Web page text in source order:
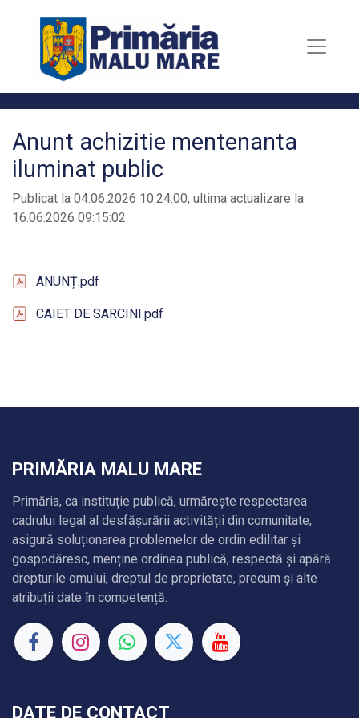
Anunt achizitie mentenanta
iluminat public
Publicat la 04.06.2026 10:24:00, ultima actualizare la
16.06.2026 09:15:02
ANUNȚ.pdf
CAIET DE SARCINI.pdf
PRIMĂRIA MALU MARE
Primăria, ca instituție publică, urmărește respectarea
cadrului legal al desfășurării activității din comunitate,
asigură soluționarea problemelor de ordin edilitar și
gospodăresc, menține ordinea publică, respectă și apără
drepturile omului, dreptul de proprietate, precum și alte
atribuții date în competență.
DATE DE CONTACT